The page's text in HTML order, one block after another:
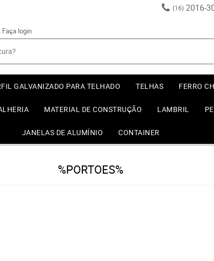
(16)2016-
Faça login
GALVANIZADO PARA TELHADO TELHAS FERRO
MATERIAL DE CONSTRUÇÃO LAMBRIL
JANELAS DE ALUMÍNIO CONTAINER
%PORTOES%